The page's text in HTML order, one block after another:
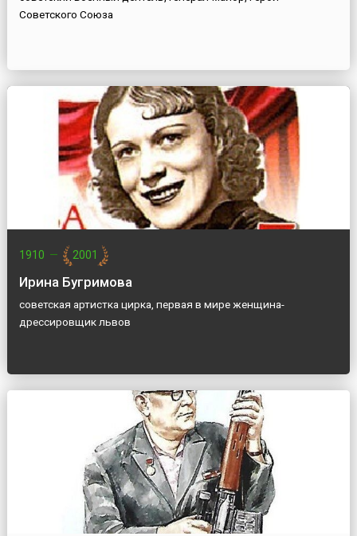
Советского Союза
1910 — 2001
Ирина Бугримова
советская артистка цирка, первая в мире женщина-
дрессировщик львов